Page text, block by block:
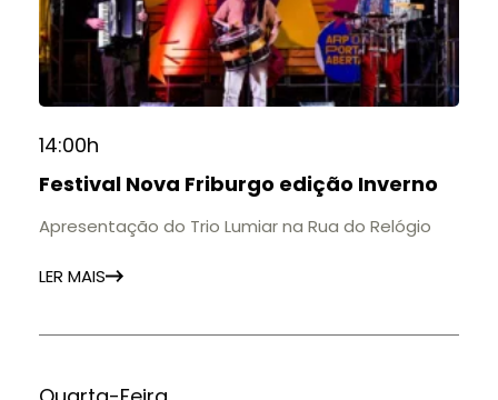
14:00h
Festival Nova Friburgo edição Inverno
Apresentação do Trio Lumiar na Rua do Relógio
LER MAIS